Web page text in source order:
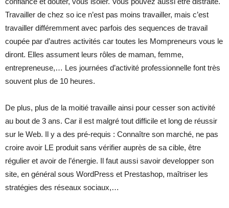
Travailler de chez so ice n’est pas moins travailler, mais c’est
travailler différemment avec parfois des sequences de travail
coupée par d’autres activités car toutes les Mompreneurs vous le
diront. Elles assument leurs rôles de maman, femme,
entrepreneuse,… Les journées d’activité professionnelle font très
souvent plus de 10 heures.
De plus, plus de la moitié travaille ainsi pour cesser son activité
au bout de 3 ans. Car il est malgré tout difficile et long de réussir
sur le Web. Il y a des pré-requis : Connaître son marché, ne pas
croire avoir LE produit sans vérifier auprès de sa cible, être
régulier et avoir de l’énergie. Il faut aussi savoir developper son
site, en général sous WordPress et Prestashop, maîtriser les
stratégies des réseaux sociaux,…